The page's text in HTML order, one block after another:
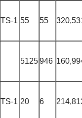
TS-1 55 55
5125946
TS-1 20 6